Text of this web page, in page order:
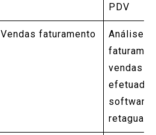
PDV
Vendas faturamento
Análise
vendas
software